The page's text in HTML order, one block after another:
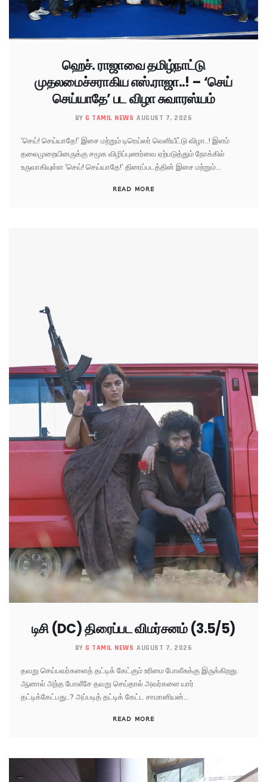
ஹெச். ராஜாவை தமிழ்நாட்டு
முதலமைச்சராகிய எஸ்.ராஜா..! – ‘செய்
செய்யாதே’ பட விழா சுவாரஸ்யம்
BY G TAMIL NEWS AUGUST 7, 2026
‘செய்! செய்யாதே!’ இசை மற்றும் டிரெய்லர் வெளியீட்டு விழா..! இளம்
தலைமுறையினருக்கு சமூக விழிப்புணர்வை ஏற்படுத்தும் நோக்கில்
உருவாகியுள்ள ‘செய்! செய்யாதே!’ திரைப்படத்தின் இசை மற்றும்...
READ MORE
டிசி (DC) திரைப்பட விமர்சனம் (3.5/5)
BY G TAMIL NEWS AUGUST 7, 2026
தவறு செய்பவர்களைத் தட்டிக் கேட்கும் உரிமை போலீசுக்கு இருக்கிறது.
ஆனால் அந்த போலீசே தவறு செய்தால் அவர்களை யார்
தட்டிக்கேட்பது..? அப்படித் தட்டிக் கேட்ட சாமானியன்...
READ MORE